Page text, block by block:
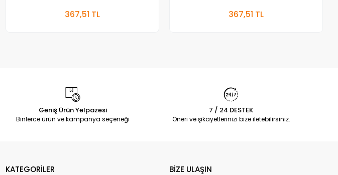
367,51 TL 367,51 TL
Geniş Ürün Yelpazesi
Binlerce ürün ve kampanya seçeneği
7 / 24 DESTEK
Öneri ve şikayetlerinizi bize iletebilirsiniz.
KATEGORİLER BİZE ULAŞIN